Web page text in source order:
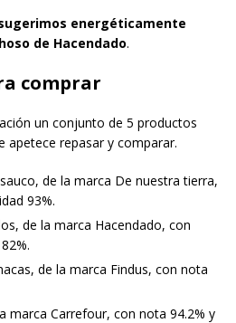
energéticamente
de Hacendado.
comprar
un conjunto de 5 productos
apetece repasar y comparar.
de la marca De nuestra tierra,
93%.
de la marca Hacendado, con
de la marca Findus, con nota
marca Carrefour, con nota 94.2% y